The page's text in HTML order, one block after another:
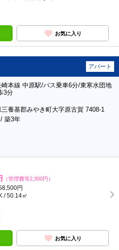
お気に入り
アパート
崎本線 中原駅/バス乗車6分/東寒水団地
3分
養基郡みやき町大字原古賀 7408-1
築3年
（管理費等2,300円）
円
/ 50.14㎡
お気に入り